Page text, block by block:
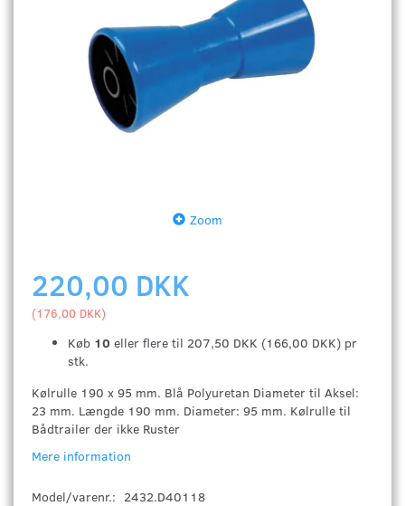
Zoom
220,00 DKK
(176,00 DKK)
Køb 10 eller flere til 207,50 DKK (166,00 DKK) pr
stk.
Kølrulle 190 x 95 mm. Blå Polyuretan Diameter til Aksel:
23 mm. Længde 190 mm. Diameter: 95 mm. Kølrulle til
Bådtrailer der ikke Ruster
Mere information
Model/varenr.: 2432.D40118